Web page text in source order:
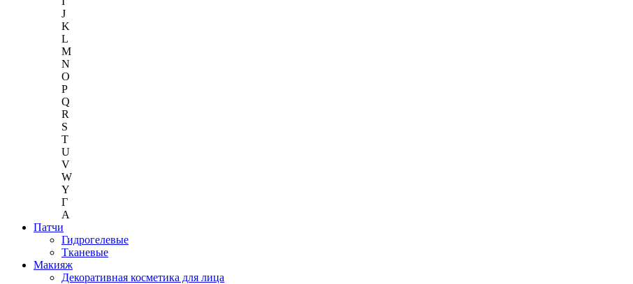
J
K
L
M
N
O
P
Q
R
S
T
U
V
W
Y
Г
A
Патчи
Гидрогелевые
Тканевые
Макияж
Декоративная косметика для лица